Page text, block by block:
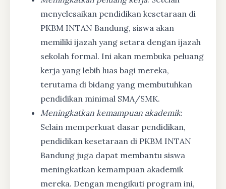
menyelesaikan pendidikan kesetaraan di
PKBM INTAN Bandung, siswa akan
memiliki ijazah yang setara dengan ijazah
sekolah formal. Ini akan membuka peluang
kerja yang lebih luas bagi mereka,
terutama di bidang yang membutuhkan
pendidikan minimal SMA/SMK.
Meningkatkan kemampuan akademik:
Selain memperkuat dasar pendidikan,
pendidikan kesetaraan di PKBM INTAN
Bandung juga dapat membantu siswa
meningkatkan kemampuan akademik
mereka. Dengan mengikuti program ini,